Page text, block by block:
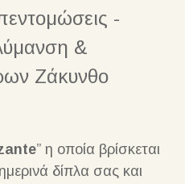
-
&
Ζάκυνθο
” η οποία βρίσκεται
δίπλα σας και